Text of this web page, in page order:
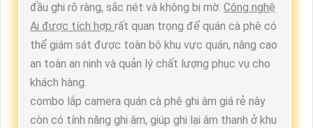
đầu ghi rõ ràng, sắc nét và không bị mờ. Công nghệ
Ai được tích hợp rất quan trọng để quán cà phê có
thể giám sát được toàn bộ khu vực quán, nâng cao
an toàn an ninh và quản lý chất lượng phục vụ cho
khách hàng.
combo lắp camera quán cà phê ghi âm giá rẻ này
còn có tính năng ghi âm, giúp ghi lại âm thanh ở khu